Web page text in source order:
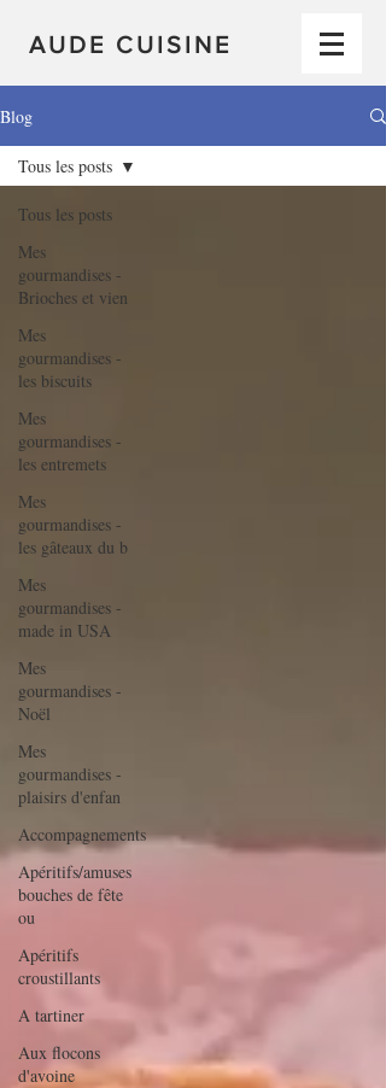
AUDE CUISINE
Blog
Tous les posts
Mes
gourmandises -
Brioches et vien
Mes
gourmandises -
les biscuits
Mes
gourmandises -
les entremets
Mes
gourmandises -
les gâteaux du b
Mes
gourmandises -
made in USA
Mes
gourmandises -
Noël
Mes
gourmandises -
plaisirs d'enfan
Accompagnements
Apéritifs/amuses
bouches de fête
ou
Apéritifs
croustillants
A tartiner
Aux flocons
d'avoine
Tous les posts